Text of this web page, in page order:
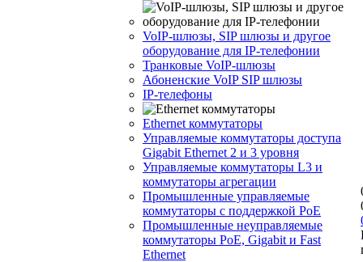
VoIP-шлюзы, SIP шлюзы и другое
оборудование для IP-телефонии
Транковые VoIP-шлюзы
Абоненские VoIP SIP шлюзы
IP-телефоны
Ethernet коммутаторы
Управляемые коммутаторы доступа
Gigabit Ethernet 2 и 3 уровня
Управляемые коммутаторы L3 и
коммутаторы агрегации
Промышленные управляемые
коммутаторы с поддержкой PoE
Промышленные неуправляемые
коммутаторы PoE, Gigabit и Fast
Ethernet